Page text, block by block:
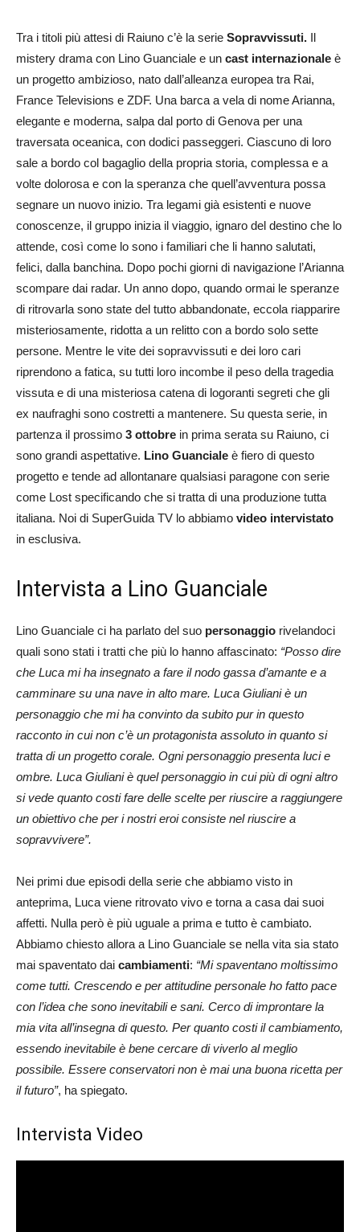
Tra i titoli più attesi di Raiuno c’è la serie Sopravvissuti. Il
mistery drama con Lino Guanciale e un cast internazionale è
un progetto ambizioso, nato dall’alleanza europea tra Rai,
France Televisions e ZDF. Una barca a vela di nome Arianna,
elegante e moderna, salpa dal porto di Genova per una
traversata oceanica, con dodici passeggeri. Ciascuno di loro
sale a bordo col bagaglio della propria storia, complessa e a
volte dolorosa e con la speranza che quell’avventura possa
segnare un nuovo inizio. Tra legami già esistenti e nuove
conoscenze, il gruppo inizia il viaggio, ignaro del destino che lo
attende, così come lo sono i familiari che li hanno salutati,
felici, dalla banchina. Dopo pochi giorni di navigazione l’Arianna
scompare dai radar. Un anno dopo, quando ormai le speranze
di ritrovarla sono state del tutto abbandonate, eccola riapparire
misteriosamente, ridotta a un relitto con a bordo solo sette
persone. Mentre le vite dei sopravvissuti e dei loro cari
riprendono a fatica, su tutti loro incombe il peso della tragedia
vissuta e di una misteriosa catena di logoranti segreti che gli
ex naufraghi sono costretti a mantenere. Su questa serie, in
partenza il prossimo 3 ottobre in prima serata su Raiuno, ci
sono grandi aspettative. Lino Guanciale è fiero di questo
progetto e tende ad allontanare qualsiasi paragone con serie
come Lost specificando che si tratta di una produzione tutta
italiana. Noi di SuperGuida TV lo abbiamo video intervistato
in esclusiva.
Intervista a Lino Guanciale
Lino Guanciale ci ha parlato del suo personaggio rivelandoci
quali sono stati i tratti che più lo hanno affascinato: “Posso dire
che Luca mi ha insegnato a fare il nodo gassa d’amante e a
camminare su una nave in alto mare. Luca Giuliani è un
personaggio che mi ha convinto da subito pur in questo
racconto in cui non c’è un protagonista assoluto in quanto si
tratta di un progetto corale. Ogni personaggio presenta luci e
ombre. Luca Giuliani è quel personaggio in cui più di ogni altro
si vede quanto costi fare delle scelte per riuscire a raggiungere
un obiettivo che per i nostri eroi consiste nel riuscire a
sopravvivere”.
Nei primi due episodi della serie che abbiamo visto in
anteprima, Luca viene ritrovato vivo e torna a casa dai suoi
affetti. Nulla però è più uguale a prima e tutto è cambiato.
Abbiamo chiesto allora a Lino Guanciale se nella vita sia stato
mai spaventato dai cambiamenti: “Mi spaventano moltissimo
come tutti. Crescendo e per attitudine personale ho fatto pace
con l’idea che sono inevitabili e sani. Cerco di improntare la
mia vita all’insegna di questo. Per quanto costi il cambiamento,
essendo inevitabile è bene cercare di viverlo al meglio
possibile. Essere conservatori non è mai una buona ricetta per
il futuro”, ha spiegato.
Intervista Video